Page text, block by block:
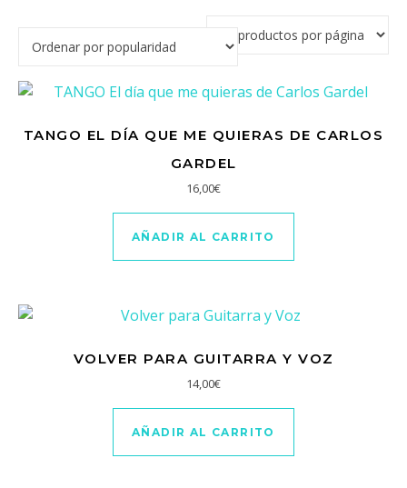
TANGO EL DÍA QUE ME QUIERAS DE CARLOS
GARDEL
16,00€
AÑADIR AL CARRITO
VOLVER PARA GUITARRA Y VOZ
14,00€
AÑADIR AL CARRITO